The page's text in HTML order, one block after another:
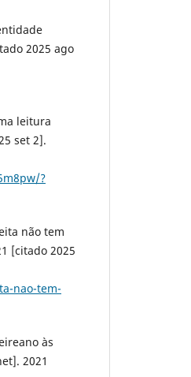
2025 ago
leitura
set 2].
?
não tem
[citado 2025
nao-tem-
às
2021